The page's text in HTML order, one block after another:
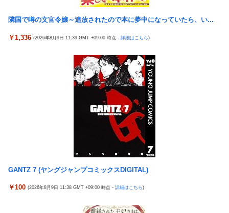
日本の防衛白書、ついに青春アニメ化ｗｗｗ 国防を語る本なのに
【画像】廃墟化したレンタルビデオ屋、そのまま時が止まってし
まっていると話題にｗｗｗｗ
【悲報】女性配信者「アスペの検査してみた…みんなこれわかる
【画像】ハンターハンターさん、ガチで最強の新能力を登場させ
【画像】週刊少年マガジン、限界突破
【動画】甲子園の女性審判、大誤審で炎上
最新の「発売日告知トレーラー」も公開！
日本に対抗報復時、韓国のGDP3.1%減少…韓国の被害がより大き
日本の防衛白書、ついに青春アニメ化ｗｗｗ 国防を語る本なのに
表紙が謎すぎる
生ｗｗｗｗｗｗ
「神聖なる場所です」靖国神社、境内におけるコスプレや軍装の
日本に対抗報復時、韓国のGDP3.1%減少…韓国の被害がより大き
実際『ゼルダ 時オカ』→『風タク』の時の空気感を知りたい
チェリ男の悠遊自適 #608【オススメを選ぶ時の注意点！？】
THE NEUTRALのしげるさんのパチンココラボイベント動画が公
開される！めっちゃ楽しそうだな！！！
なんでパチンコってこんな回らなくなったんだろうな…源さんと
かUCの時って1000円25ぐらい回ったもんな
アクセルワールドのパチンコが相当やばいらしい… 打った人「剣
隣国で噂の文官令嬢～追放されたので本に夢中になっていたら、い...
￥1,336 (2026年8月9日 11:39 GMT +09:00 時点 - 詳細はこちら)
GANTZ 7 (ヤングジャンプコミックスDIGITAL)
￥100 (2026年8月9日 11:38 GMT +09:00 時点 - 詳細はこちら)